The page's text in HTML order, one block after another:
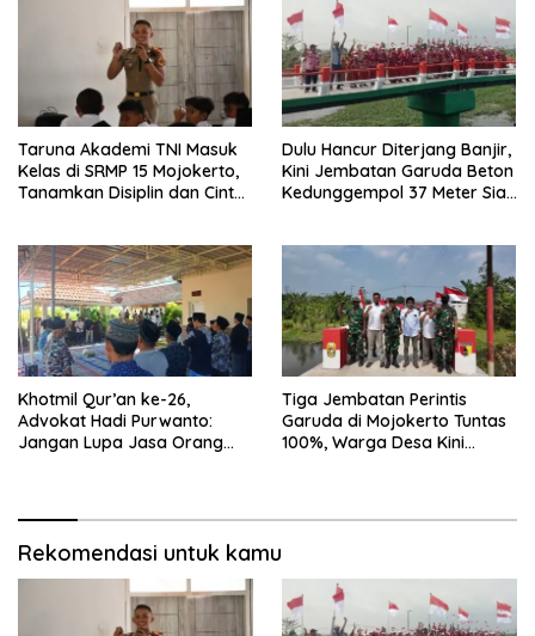
Taruna Akademi TNI Masuk
Kelas di SRMP 15 Mojokerto,
Tanamkan Disiplin dan Cinta
Dulu Hancur Diterjang Banjir,
Kini Jembatan Garuda Beton
Kedunggempol 37 Meter Siap
Khotmil Qur’an ke-26,
Advokat Hadi Purwanto:
Jangan Lupa Jasa Orang
Tiga Jembatan Perintis
Garuda di Mojokerto Tuntas
100%, Warga Desa Kini
Rekomendasi untuk kamu